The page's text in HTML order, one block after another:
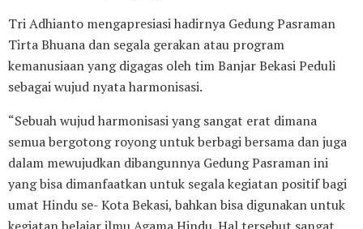
Tri Adhianto mengapresiasi hadirnya Gedung Pasraman
Tirta Bhuana dan segala gerakan atau program
kemanusiaan yang digagas oleh tim Banjar Bekasi Peduli
sebagai wujud nyata harmonisasi.
“Sebuah wujud harmonisasi yang sangat erat dimana
semua bergotong royong untuk berbagi bersama dan juga
dalam mewujudkan dibangunnya Gedung Pasraman ini
yang bisa dimanfaatkan untuk segala kegiatan positif bagi
umat Hindu se- Kota Bekasi, bahkan bisa digunakan untuk